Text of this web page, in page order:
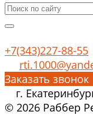
+7(343)227-88-55
Заказать звонок
г.
© 2026 Раббер